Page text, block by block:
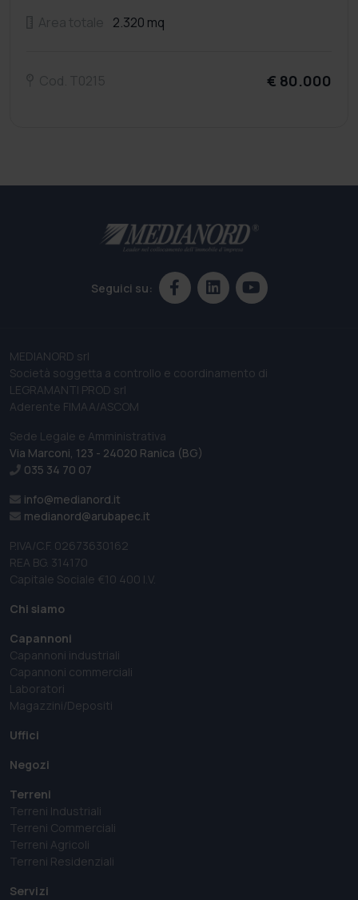
2.320 mq
€ 80.000
Seguici su:
MEDIANORD srl
Società soggetta a controllo e coordinamento di
LEGRAMANTI PROD srl
Aderente FIMAA/ASCOM
Sede Legale e Amministrativa
Via Marconi, 123 - 24020 Ranica (BG)
035 34 70 07
info@medianord.it
medianord@arubapec.it
P.IVA/C.F. 02673630162
REA BG. 314170
Capitale Sociale €10 400 I.V.
Chi siamo
Capannoni
Capannoni industriali
Capannoni commerciali
Laboratori
Magazzini/Depositi
Uffici
Negozi
Terreni
Terreni Industriali
Terreni Commerciali
Terreni Agricoli
Terreni Residenziali
Servizi